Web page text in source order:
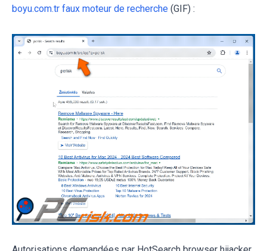
boyu.com.tr faux moteur de recherche (GIF) :